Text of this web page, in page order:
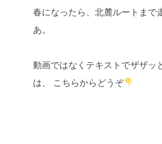
春になったら、北麓ルートまで
あ。
動画ではなくテキストでザザッ
は、
こちらからどうぞ